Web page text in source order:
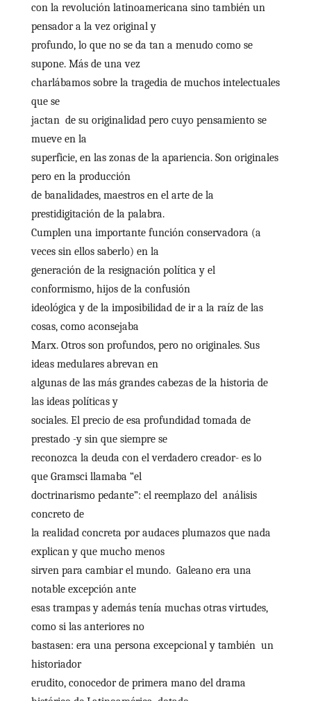
con la revolución latinoamericana sino también un
pensador a la vez original y
profundo, lo que no se da tan a menudo como se
supone. Más de una vez
charlábamos sobre la tragedia de muchos intelectuales
que se
jactan de su originalidad pero cuyo pensamiento se
mueve en la
superficie, en las zonas de la apariencia. Son originales
pero en la producción
de banalidades, maestros en el arte de la
prestidigitación de la palabra.
Cumplen una importante función conservadora (a
veces sin ellos saberlo) en la
generación de la resignación política y el
conformismo, hijos de la confusión
ideológica y de la imposibilidad de ir a la raíz de las
cosas, como aconsejaba
Marx. Otros son profundos, pero no originales. Sus
ideas medulares abrevan en
algunas de las más grandes cabezas de la historia de
las ideas políticas y
sociales. El precio de esa profundidad tomada de
prestado -y sin que siempre se
reconozca la deuda con el verdadero creador- es lo
que Gramsci llamaba “el
doctrinarismo pedante”: el reemplazo del análisis
concreto de
la realidad concreta por audaces plumazos que nada
explican y que mucho menos
sirven para cambiar el mundo. Galeano era una
notable excepción ante
esas trampas y además tenía muchas otras virtudes,
como si las anteriores no
bastasen: era una persona excepcional y también un
historiador
erudito, conocedor de primera mano del drama